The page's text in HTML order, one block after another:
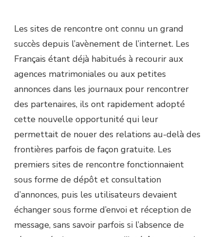
Les sites de rencontre ont connu un grand
succès depuis l’avènement de l’internet. Les
Français étant déjà habitués à recourir aux
agences matrimoniales ou aux petites
annonces dans les journaux pour rencontrer
des partenaires, ils ont rapidement adopté
cette nouvelle opportunité qui leur
permettait de nouer des relations au-delà des
frontières parfois de façon gratuite. Les
premiers sites de rencontre fonctionnaient
sous forme de dépôt et consultation
d’annonces, puis les utilisateurs devaient
échanger sous forme d’envoi et réception de
message, sans savoir parfois si l’absence de